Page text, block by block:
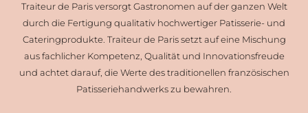
Traiteur de Paris versorgt Gastronomen auf der ganzen Welt
durch die Fertigung qualitativ hochwertiger Patisserie- und
Cateringprodukte. Traiteur de Paris setzt auf eine Mischung
aus fachlicher Kompetenz, Qualität und Innovationsfreude
und achtet darauf, die Werte des traditionellen französischen
Patisseriehandwerks zu bewahren.